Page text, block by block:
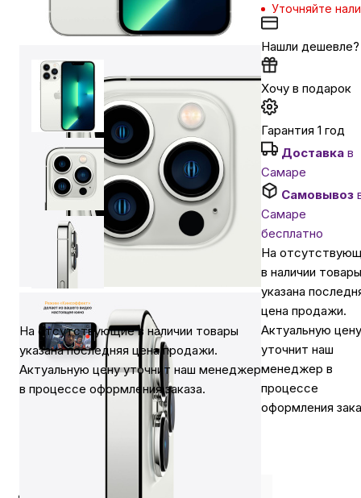
Умный дом и безопасность
Автомобильные аксессуары
Сервисный центр Apple в Самаре
Подарочные сертификаты
Аудио
На отсутствующие в наличии товары
указана последняя цена продажи.
Актуальную цену уточнит наш менеджер
в процессе оформления заказа.
Уточняйте
Нашли дешевле?
Хочу в подарок
Гарантия 1 год
Доставка в
Самаре
Самовывоз
Самаре
бесплатно
На
в наличии товары
указана
цена продажи.
Актуальную цену
уточнит наш
менеджер в
процессе
оформления